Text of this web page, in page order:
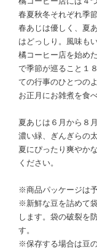
春夏秋冬それぞれ季
春あじは優しく、夏
はどっしり。風味も
橘コーヒー店を始め
で季節が巡ること１
ての行事のひとつの
お正月にお雑煮を食
夏あじは６月から８月
濃い緑、ぎんぎらの
夏にぴったり爽やか
ください。
※商品パッケージは
※新鮮な豆を詰めて
します。袋の破裂を
す。
※保存する場合は豆